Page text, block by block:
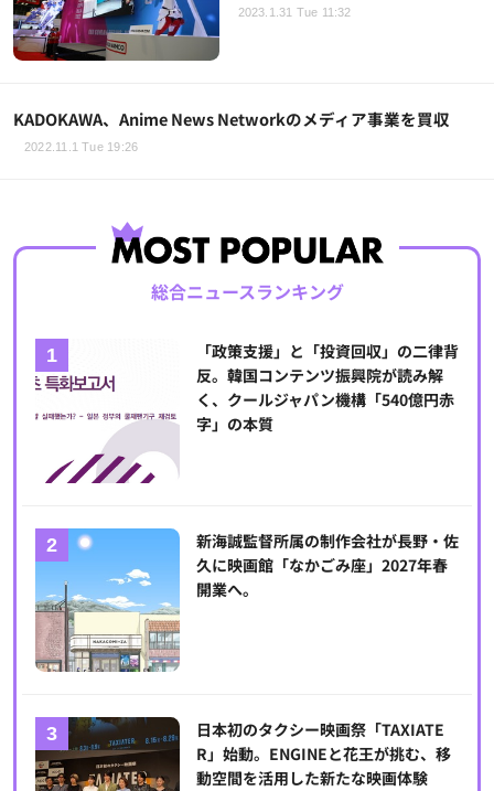
2023.1.31 Tue 11:32
KADOKAWA、Anime News Networkのメディア事業を買収
2022.11.1 Tue 19:26
総合ニュースランキング
「政策支援」と「投資回収」の二律背
反。韓国コンテンツ振興院が読み解
く、クールジャパン機構「540億円赤
字」の本質
新海誠監督所属の制作会社が長野・佐
久に映画館「なかごみ座」2027年春
開業へ。
日本初のタクシー映画祭「TAXIATE
R」始動。ENGINEと花王が挑む、移
動空間を活用した新たな映画体験